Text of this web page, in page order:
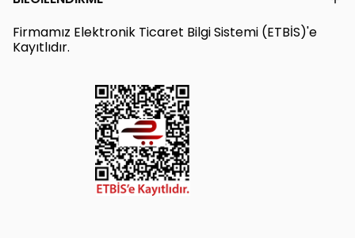
Firmamız Elektronik Ticaret Bilgi Sistemi (ETBİS)'e
Kayıtlıdır.